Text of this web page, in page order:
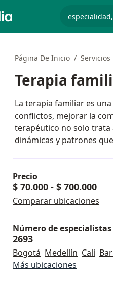
Página De Inicio Servicios
Terapia
La terapia familiar es
conflictos, mejorar la
terapéutico no solo trata
dinámicas y patrones
Precio
$ 70.000 - $ 700.000
Comparar ubicaciones
Número de
2693
Bogotá Medellín Cali
Más ubicaciones